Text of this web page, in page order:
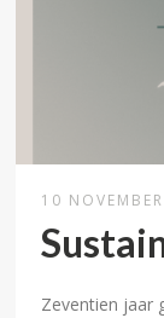
10
Zeventien jaar